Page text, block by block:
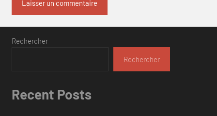
Rechercher
Rechercher
Recent Posts